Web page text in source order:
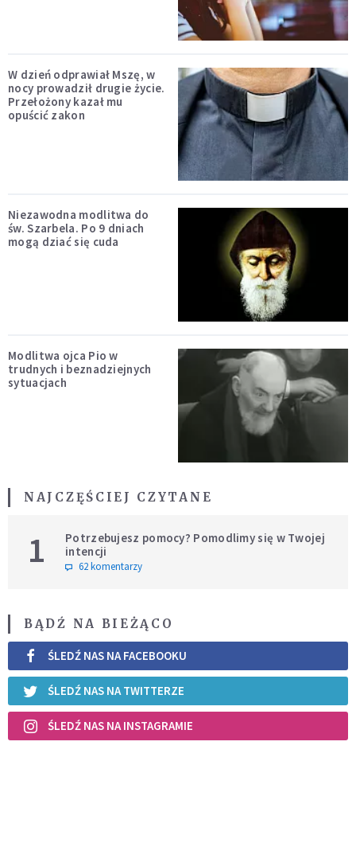
W dzień odprawiał Mszę, w
nocy prowadził drugie życie.
Przełożony kazał mu
opuścić zakon
Niezawodna modlitwa do
św. Szarbela. Po 9 dniach
mogą dziać się cuda
Modlitwa ojca Pio w
trudnych i beznadziejnych
sytuacjach
NAJCZĘŚCIEJ CZYTANE
1
Potrzebujesz pomocy? Pomodlimy się w Twojej
intencji
62 komentarzy
BĄDŹ NA BIEŻĄCO
ŚLEDŹ NAS NA FACEBOOKU
ŚLEDŹ NAS NA TWITTERZE
ŚLEDŹ NAS NA INSTAGRAMIE